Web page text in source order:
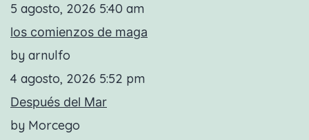
5 agosto, 2026 5:40 am
los comienzos de maga
by arnulfo
4 agosto, 2026 5:52 pm
Después del Mar
by Morcego